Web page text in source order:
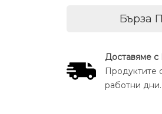
Бърза
Доставяме
Продуктите
работни